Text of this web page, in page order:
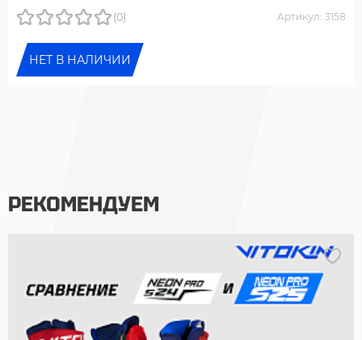
(0) Артикул: 3158
НЕТ В НАЛИЧИИ
РЕКОМЕНДУЕМ